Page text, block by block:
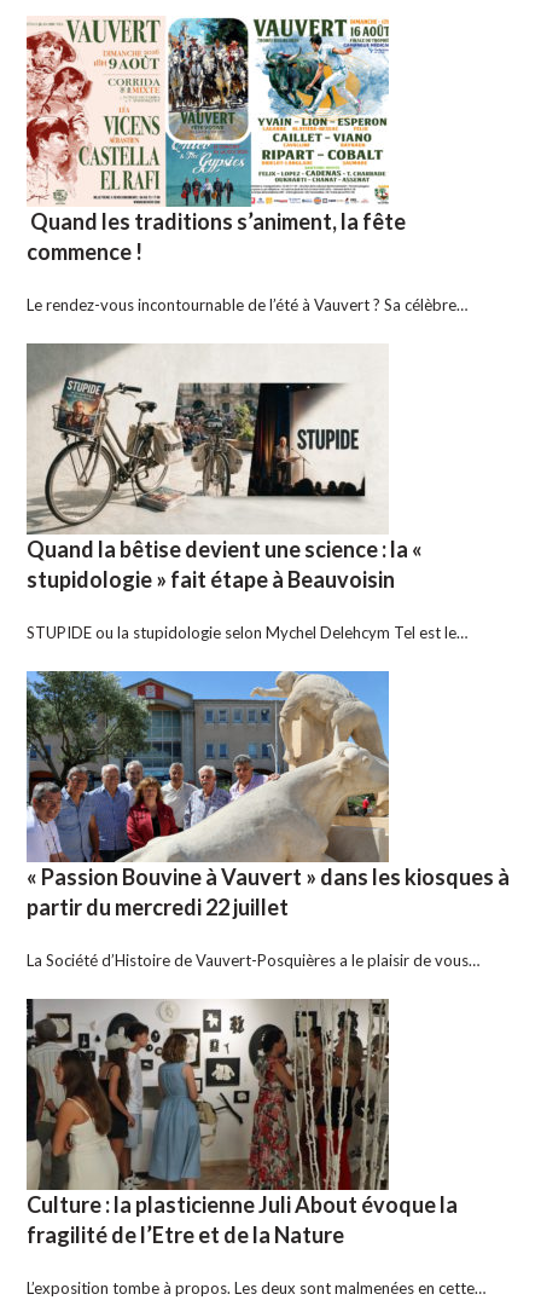
Quand les traditions s’animent, la fête
commence !
Le rendez-vous incontournable de l’été à Vauvert ? Sa célèbre…
Quand la bêtise devient une science : la «
stupidologie » fait étape à Beauvoisin
STUPIDE ou la stupidologie selon Mychel Delehcym Tel est le…
« Passion Bouvine à Vauvert » dans les kiosques à
partir du mercredi 22 juillet
La Société d’Histoire de Vauvert-Posquières a le plaisir de vous…
Culture : la plasticienne Juli About évoque la
fragilité de l’Etre et de la Nature
L’exposition tombe à propos. Les deux sont malmenées en cette…